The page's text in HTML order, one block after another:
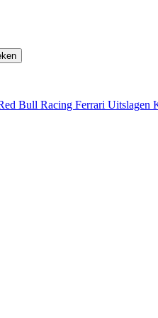
Bull Racing Ferrari Uitslagen